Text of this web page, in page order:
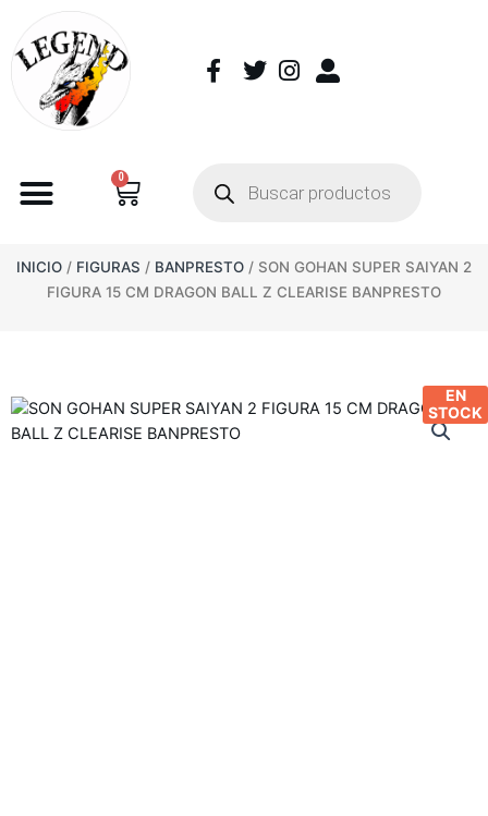
0
INICIO / FIGURAS / BANPRESTO / SON GOHAN SUPER SAIYAN 2
FIGURA 15 CM DRAGON BALL Z CLEARISE BANPRESTO
EN
STOCK